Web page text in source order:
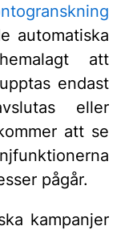
automatiska
att
endast
eller
att se
pågår.
kampanjer